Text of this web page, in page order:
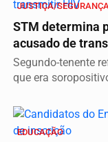
JUSTIÇA/
STM determina
acusado de
Segundo-tenente
que era
EDUCAÇÃO